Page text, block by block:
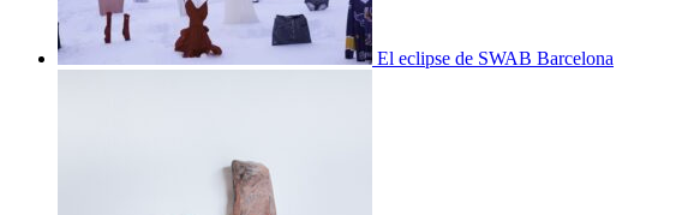
El eclipse de SWAB Barcelona